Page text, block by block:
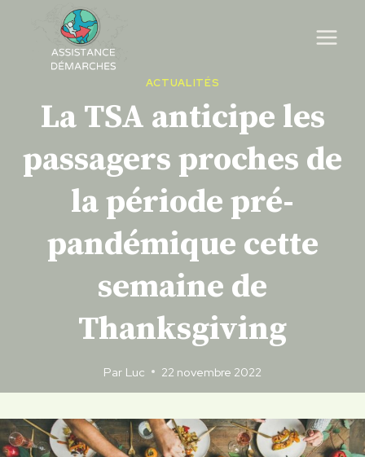
content
ACTUALITÉS
La TSA anticipe les
passagers proches de
la période pré-
pandémique cette
semaine de
Thanksgiving
Par Luc 22 novembre 2022